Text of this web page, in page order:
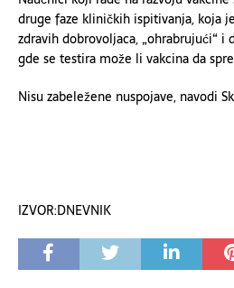
druge faze kliničkih ispitivanja, koja
zdravih dobrovoljaca, „ohrabrujući“ i
gde se testira može li vakcina da
Nisu zabeležene nuspojave, navodi
IZVOR:DNEVNIK